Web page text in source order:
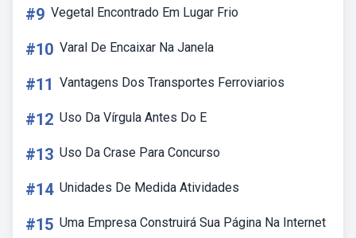
#9 Vegetal Encontrado Em Lugar Frio
#10 Varal De Encaixar Na Janela
#11 Vantagens Dos Transportes Ferroviarios
#12 Uso Da Vírgula Antes Do E
#13 Uso Da Crase Para Concurso
#14 Unidades De Medida Atividades
#15 Uma Empresa Construirá Sua Página Na Internet